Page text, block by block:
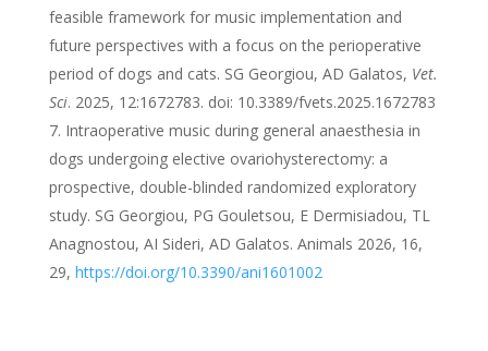
feasible framework for music implementation and
future perspectives with a focus on the perioperative
period of dogs and cats. SG Georgiou, AD Galatos, Vet.
Sci. 2025, 12:1672783. doi: 10.3389/fvets.2025.1672783
Ιntraoperative music during general anaesthesia in
dogs undergoing elective ovariohysterectomy: a
prospective, double-blinded randomized exploratory
study. SG Georgiou, PG Gouletsou, ΕDermisiadou, TL
Anagnostou, ΑI Sideri, AD Galatos. Animals 2026, 16,
29, https://doi.org/10.3390/ani1601002